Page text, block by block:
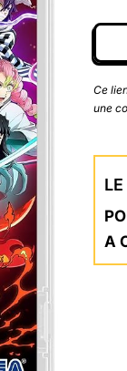
Ce
une
A